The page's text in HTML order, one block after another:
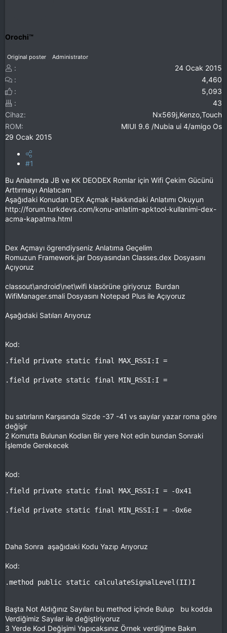
Orochi™
Original poster Administrator
24 Ocak 2015
4,460
5,093
43
Cihaz
Nx569j,Kenzo,Touch
ROM
MIUI 9.6 /Nubia ui 4/amigo Os
29 Ocak 2015
#1
Bu Anlatımda JB ve KK DEODEX Romlar için Wifi Çekim Gücünü
Arttırmayı Anlatıcam
Aşağıdaki Konudan DEX Açmak Hakkındaki Anlatımı Okuyun
http://forum.turkdevs.com/konu-anlatim-apktool-kullanimi-dex-
acma-kapatma.html
Dex Açmayı ögrendiyseniz Anlatıma Geçelim
Romuzun Framework.jar Dosyasından Classes.dex Dosyasını
Açıyoruz
classout\android\net\wifi klasörüne giriyoruz Burdan
WifiManager.smali Dosyasını Notepad Plus ile Açıyoruz
Aşağıdaki Satıları Arıyoruz
Kod:
.field private static final MAX_RSSI:I =
.field private static final MIN_RSSI:I =
bu satırların Karşısında Sizde -37 -41 vs sayılar yazar roma göre
değişir
2 Komutta Bulunan Kodları Bir yere Not edin bundan Sonraki
İşlemde Gerekecek
Kod:
.field private static final MAX_RSSI:I = -0x41
.field private static final MIN_RSSI:I = -0x6e
Daha Sonra aşağıdaki Kodu Yazıp Arıyoruz
Kod:
.method public static calculateSignalLevel(II)I
Başta Not Aldığınız Sayıları bu method içinde Bulup bu kodda
Verdiğimiz Sayılar ile değiştiriyoruz
3 Yerde Kod Değişimi Yapıcaksınız Örnek verdiğime Bakın